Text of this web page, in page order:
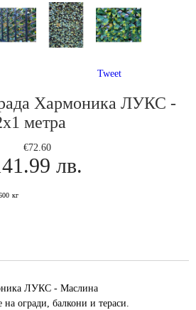
Tweet
Хармоника ЛУКС -
метра
€72.60
лв.
кг
ЛУКС - Маслина
огради, балкони и тераси.